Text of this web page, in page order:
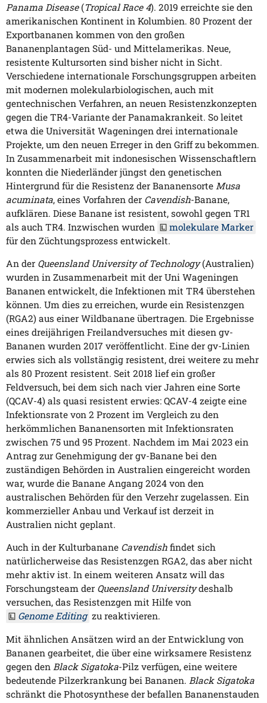
Panama Disease(Tropical Race 4). 2019 erreichte sie den
amerikanischen Kontinent in Kolumbien. 80 Prozent der
Exportbananen kommen von den großen
Bananenplantagen Süd- und Mittelamerikas. Neue,
resistente Kultursorten sind bisher nicht in Sicht.
Verschiedene internationale Forschungsgruppen arbeiten
mit modernen molekularbiologischen, auch mit
gentechnischen Verfahren, an neuen Resistenzkonzepten
gegen die TR4-Variante der Panamakrankeit. So leitet
etwa die Universität Wageningen drei internationale
Projekte, um den neuen Erreger in den Griff zu bekommen.
In Zusammenarbeit mit indonesischen Wissenschaftlern
konnten die Niederländer jüngst den genetischen
Hintergrund für die Resistenz der Bananensorte Musa
acuminata, eines Vorfahren der Cavendish-Banane,
aufklären. Diese Banane ist resistent, sowohl gegen TR1
als auch TR4. Inzwischen wurden
molekulare Marker
für den Züchtungsprozess entwickelt.
An der Queensland University of Technology(Australien)
wurden in Zusammenarbeit mit der Uni Wageningen
Bananen entwickelt, die Infektionen mit TR4 überstehen
können. Um dies zu erreichen, wurde ein Resistenzgen
(RGA2) aus einer Wildbanane übertragen. Die Ergebnisse
eines dreijährigen Freilandversuches mit diesen gv-
Bananen wurden 2017 veröffentlicht. Eine der gv-Linien
erwies sich als vollstängig resistent, drei weitere zu mehr
als 80 Prozent resistent. Seit 2018 lief ein großer
Feldversuch, bei dem sich nach vier Jahren eine Sorte
(QCAV-4) als quasi resistent erwies: QCAV-4 zeigte eine
Infektionsrate von 2 Prozent im Vergleich zu den
herkömmlichen Bananensorten mit Infektionsraten
zwischen 75 und 95 Prozent. Nachdem im Mai 2023 ein
Antrag zur Genehmigung der gv-Banane bei den
zuständigen Behörden in Australien eingereicht worden
war, wurde die Banane Angang 2024 von den
australischen Behörden für den Verzehr zugelassen. Ein
kommerzieller Anbau und Verkauf ist derzeit in
Australien nicht geplant.
Auch in der Kulturbanane Cavendish findet sich
natürlicherweise das Resistenzgen RGA2, das aber nicht
mehr aktiv ist. In einem weiteren Ansatz will das
Forschungsteam der Queensland Universitydeshalb
versuchen, das Resistenzgen mit Hilfe von
Genome Editing zu reaktivieren.
Mit ähnlichen Ansätzen wird an der Entwicklung von
Bananen gearbeitet, die über eine wirksamere Resistenz
gegen den Black Sigatoka-Pilz verfügen, eine weitere
bedeutende Pilzerkrankung bei Bananen. Black Sigatoka
schränkt die Photosynthese der befallen Bananenstauden